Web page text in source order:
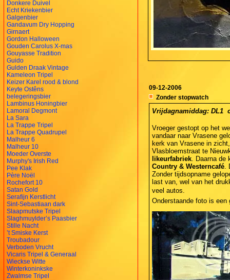
Donkere Duivel
Echt Kriekenbier
Galgenbier
Gandavum Dry Hopping
Girnaert
Gordon Halloween
Gouden Carolus X-mas
Gouyasse Tradition
Guido
Gulden Draak Vintage
Kameleon Tripel
Keizer Karel rood & blond
Keyte Ostêns
belegeringsbier
Lambinus Honingbier
Lamoral Degmont
La Sara
La Trappe Tripel
La Trappe Quadrupel
Malheur 6
Malheur 10
Moeder Overste
Murphy's Irish Red
Pee Klak
Père Noël
Rochefort 10
Satan Gold
Serafijn Kerstlicht
Sint-Sebastiaan dark
Slaapmutske Tripel
Slaghmuylder’s Paasbier
Stille Nacht
’t Smiske Kerst
Troubadour
Verboden Vrucht
Vicaris Tripel & Generaal
Wieckse Witte
Winterkoninkske
Zwalmse Tripel
09-12-2006
Zonder stopwatch
Vrijdagnamiddag: DL1 
Vroeger gestopt op het
vandaar naar Vrasene
kerk van Vrasene in
Vlasbloemstraat te
likeurfabriek . Daarna
Country & Westerncafé
Zonder tijdsopname
last van, wel van het
veel autos.
Onderstaande foto is